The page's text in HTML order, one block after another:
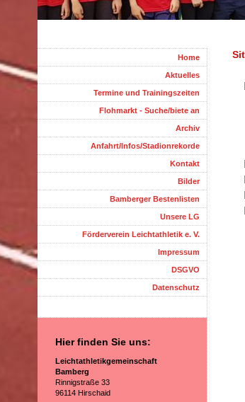
Home
Aktuelles
Termine und Trainingszeiten
Flohmarkt - Suche/biete an
Archiv
Anfahrt/Infos/Stadionrekorde
Kontakt
Bilder
Bamberger Bestenlisten
Unsere LG
Förderverein Leichtathletik e. V.
Impressum
DSGVO
Datenschutz
Hier finden Sie uns:
Leichtathletikgemeinschaft
Bamberg
Rinnigstraße 33
96114 Hirschaid